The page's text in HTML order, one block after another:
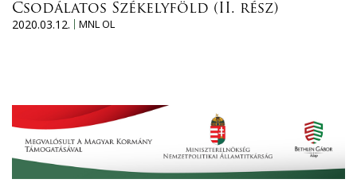
Csodálatos Székelyföld (II. rész)
2020.03.12.
MNL OL